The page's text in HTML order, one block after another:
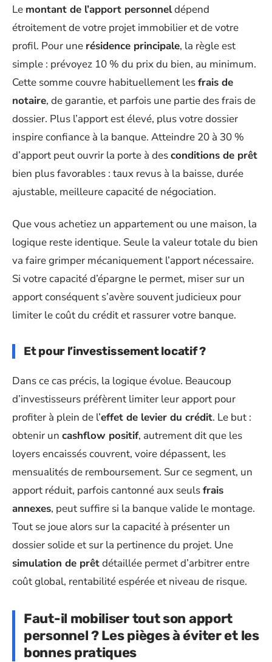
Le montant de l’apport personneldépend
étroitement de votre projet immobilier et de votre
profil. Pour une résidence principale, la règle est
simple : prévoyez 10 % du prix du bien, au minimum.
Cette somme couvre habituellement lesfrais de
notaire, de garantie, et parfois une partie des frais de
dossier. Plus l’apport est élevé, plus votre dossier
inspire confiance à la banque. Atteindre 20 à 30 %
d’apport peut ouvrir la porte à desconditions de prêt
bien plus favorables : taux revus à la baisse, durée
ajustable, meilleure capacité de négociation.
Que vous achetiez un appartement ou une maison, la
logique reste identique. Seule la valeur totale du bien
va faire grimper mécaniquement l’apport nécessaire.
Si votre capacité d’épargne le permet, miser sur un
apport conséquent s’avère souvent judicieux pour
limiter le coût du crédit et rassurer votre banque.
Et pour l’investissement locatif ?
Dans ce cas précis, la logique évolue. Beaucoup
d’investisseurs préfèrent limiter leur apport pour
profiter à plein de l’effet de levier du crédit. Le but :
obtenir un cashflow positif, autrement dit que les
loyers encaissés couvrent, voire dépassent, les
mensualités de remboursement. Sur ce segment, un
apport réduit, parfois cantonné aux seulsfrais
annexes, peut suffire si la banque valide le montage.
Tout se joue alors sur la capacité à présenter un
dossier solide et sur la pertinence du projet. Une
simulation de prêtdétaillée permet d’arbitrer entre
coût global, rentabilité espérée et niveau de risque.
Faut-il mobiliser tout son apport
personnel ? Les pièges à éviter et les
bonnes pratiques